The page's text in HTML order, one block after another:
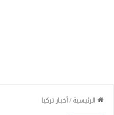
الرئيسية/أخبار تركيا